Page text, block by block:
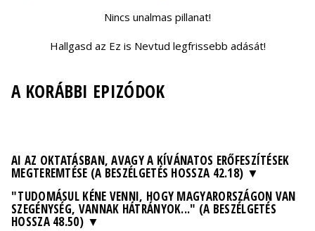
Nincs unalmas pillanat!
Hallgasd az Ez is Nevtud legfrissebb adását!
A KORÁBBI EPIZÓDOK
AI AZ OKTATÁSBAN, AVAGY A KÍVÁNATOS ERŐFESZÍTÉSEK
MEGTEREMTÉSE (A BESZÉLGETÉS HOSSZA 42.18)
"TUDOMÁSUL KÉNE VENNI, HOGY MAGYARORSZÁGON VAN
SZEGÉNYSÉG, VANNAK HÁTRÁNYOK..." (A BESZÉLGETÉS
HOSSZA 48.50)